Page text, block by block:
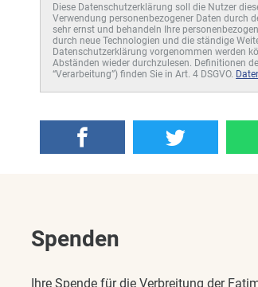
Diese Datenschutzerklärung soll die Nutzer
Verwendung personenbezogener Daten durch
sehr ernst und behandeln Ihre
durch neue Technologien und die ständige
Datenschutzerklärung vorgenommen werden
Abständen wieder durchzulesen. Definitionen
“Verarbeitung”) finden Sie in Art. 4 DSGVO.
Spenden
Ihre Spende für die Verbreitung der